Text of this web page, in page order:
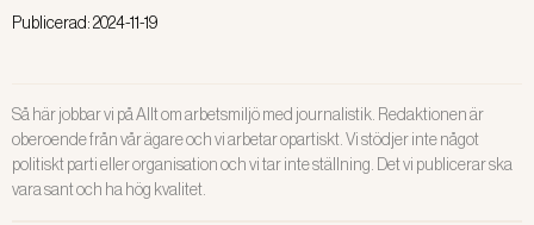
Publicerad:2024-11-19
Så här jobbar vi på Allt om arbetsmiljö med journalistik. Redaktionen är
oberoende från vår ägare och vi arbetar opartiskt. Vi stödjer inte något
politiskt parti eller organisation och vi tar inte ställning. Det vi publicerar ska
vara sant och ha hög kvalitet.